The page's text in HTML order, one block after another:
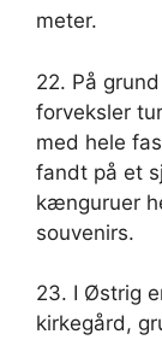
meter.
22. På
forveksler
med hele
fandt på et
kænguruer
souvenirs.
23. I Østrig
kirkegård,